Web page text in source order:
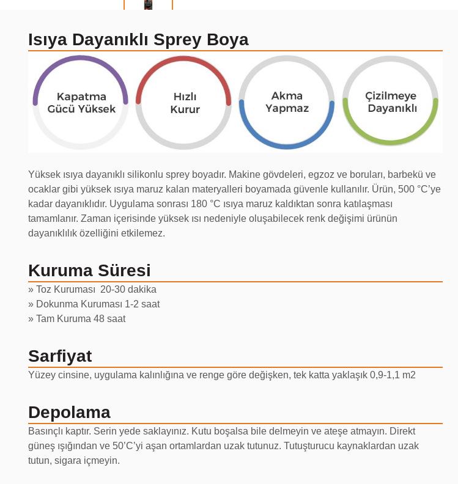
Isıya Dayanıklı Sprey Boya
Yüksek ısıya dayanıklı silikonlu sprey boyadır. Makine gövdeleri, egzoz ve boruları, barbekü ve
ocaklar gibi yüksek ısıya maruz kalan materyalleri boyamada güvenle kullanılır. Ürün, 500 °C’ye
kadar dayanıklıdır. Uygulama sonrası 180 °C ısıya maruz kaldıktan sonra katılaşması
tamamlanır. Zaman içerisinde yüksek ısı nedeniyle oluşabilecek renk değişimi ürünün
dayanıklılık özelliğini etkilemez.
Kuruma Süresi
» Toz Kuruması 20-30 dakika
» Dokunma Kuruması 1-2 saat
» Tam Kuruma 48 saat
Sarfiyat
Yüzey cinsine, uygulama kalınlığına ve renge göre değişken, tek katta yaklaşık 0,9-1,1 m2
Depolama
Basınçlı kaptır. Serin yede saklayınız. Kutu boşalsa bile delmeyin ve ateşe atmayın. Direkt
güneş ışığından ve 50’C’yi aşan ortamlardan uzak tutunuz. Tutuşturucu kaynaklardan uzak
tutun, sigara içmeyin.